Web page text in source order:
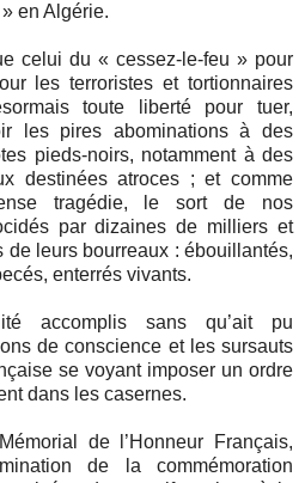
en Algérie.
celui du « cessez-le-feu » pour
les terroristes et tortionnaires
toute liberté pour tuer,
les pires abominations à des
pieds-noirs, notamment à des
destinées atroces ; et comme
tragédie, le sort de nos
par dizaines de milliers et
de leurs bourreaux : ébouillantés,
enterrés vivants.
accomplis sans qu’ait pu
de conscience et les sursauts
se voyant imposer un ordre
dans les casernes.
de l’Honneur Français,
de la commémoration